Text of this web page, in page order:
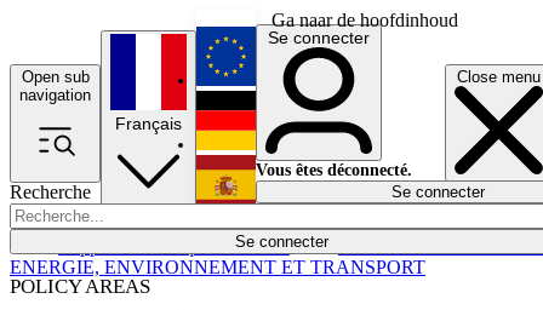
Ga naar de hoofdinhoud
Open sub
navigation
Close menu
Recherche
Se connecter
POLICY AREAS
Économie
Français
English
Deutsch
Español
Se connecter
Vous êtes déconnecté.
Se connecter
ENERGIE, ENVIRONNEMENT ET TRANSPORT